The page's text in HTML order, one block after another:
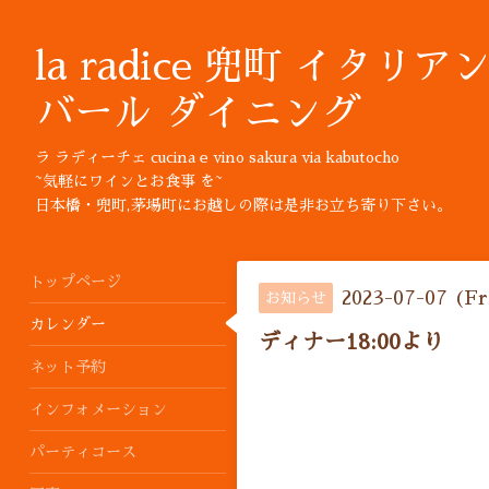
la radice 兜町 イタリア
バール ダイニング
ラ ラディーチェ cucina e vino sakura via kabutocho
~気軽にワインとお食事 を~
日本橋・兜町,茅場町にお越しの際は是非お立ち寄り下さい。
お知らせ 2023-07-07
ディナー18:00より
トップページ
カレンダー
ネット予約
インフォメーション
パーティコース